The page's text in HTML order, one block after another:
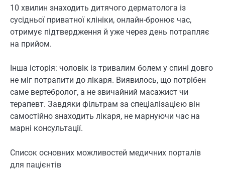
10 хвилин знаходить дитячого дерматолога із
сусідньої приватної клініки, онлайн-бронює час,
отримує підтвердження й уже через день потрапляє
на прийом.
Інша історія: чоловік із тривалим болем у спині довго
не міг потрапити до лікаря. Виявилось, що потрібен
саме вертебролог, а не звичайний масажист чи
терапевт. Завдяки фільтрам за спеціалізацією він
самостійно знаходить лікаря, не марнуючи час на
марні консультації.
Список основних можливостей медичних порталів
для пацієнтів